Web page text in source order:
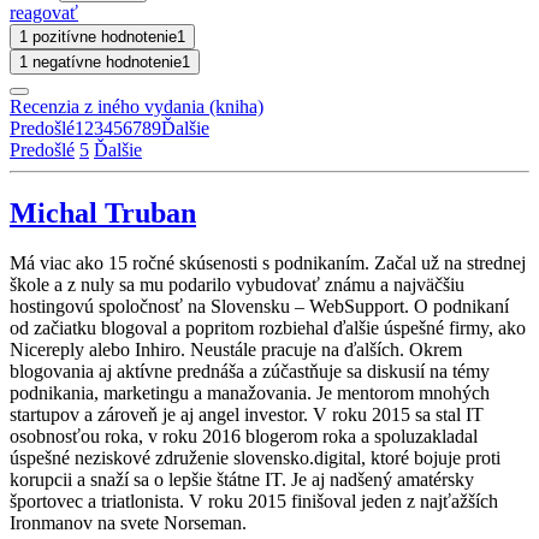
reagovať
1 pozitívne hodnotenie1
1 negatívne hodnotenie1
Recenzia z iného vydania (kniha)
Predošlé1 23456789Ďalšie
Predošlé 5 Ďalšie
Michal Truban
Má viac ako 15 ročné skúsenosti s podnikaním. Začal už na strednej
škole a z nuly sa mu podarilo vybudovať známu a najväčšiu
hostingovú spoločnosť na Slovensku – WebSupport. O podnikaní
od začiatku blogoval a popritom rozbiehal ďalšie úspešné firmy, ako
Nicereply alebo Inhiro. Neustále pracuje na ďalších. Okrem
blogovania aj aktívne prednáša a zúčastňuje sa diskusií na témy
podnikania, marketingu a manažovania. Je mentorom mnohých
startupov a zároveň je aj angel investor. V roku 2015 sa stal IT
osobnosťou roka, v roku 2016 blogerom roka a spoluzakladal
úspešné neziskové združenie slovensko.digital, ktoré bojuje proti
korupcii a snaží sa o lepšie štátne IT. Je aj nadšený amatérsky
športovec a triatlonista. V roku 2015 finišoval jeden z najťažších
Ironmanov na svete Norseman.